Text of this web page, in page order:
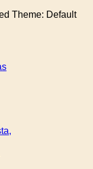
Theme: Default